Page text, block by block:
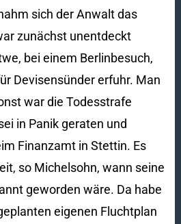
sich der Anwalt das
zunächst unentdeckt
bei einem Berlinbesuch,
Devisensünder erfuhr. Man
war die Todesstrafe
in Panik geraten und
Finanzamt in Stettin. Es
so Michelsohn, wann seine
geworden wäre. Da habe
eigenen Fluchtplan